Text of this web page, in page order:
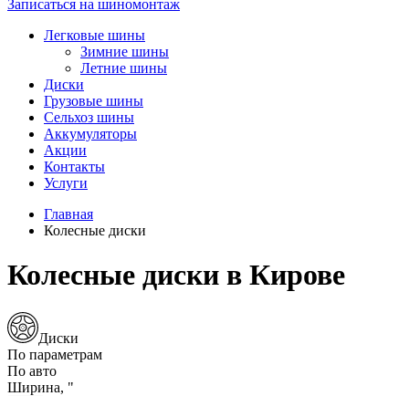
Записаться на шиномонтаж
Легковые шины
Зимние шины
Летние шины
Диски
Грузовые шины
Сельхоз шины
Аккумуляторы
Акции
Контакты
Услуги
Главная
Колесные диски
Колесные диски в Кирове
Диски
По параметрам
По авто
Ширина, "